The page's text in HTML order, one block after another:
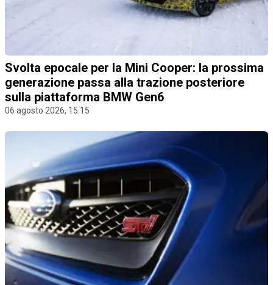
Svolta epocale per la Mini Cooper: la prossima
generazione passa alla trazione posteriore
sulla piattaforma BMW Gen6
06 agosto 2026, 15.15